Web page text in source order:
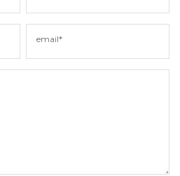
email*